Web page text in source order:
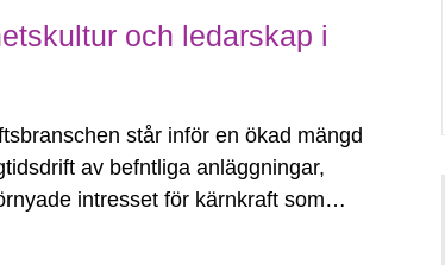
och ledarskap i
står inför en ökad mängd
av befntliga anläggningar,
intresset för kärnkraft som